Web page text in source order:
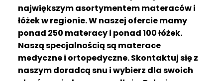
największym asortymentem materaców i
łóżek w regionie. W naszej ofercie mamy
ponad 250 materacy i ponad 100 łóżek.
Naszą specjalnością są materace
medyczne i ortopedyczne. Skontaktuj się z
naszym doradcą snu i wybierz dla swoich